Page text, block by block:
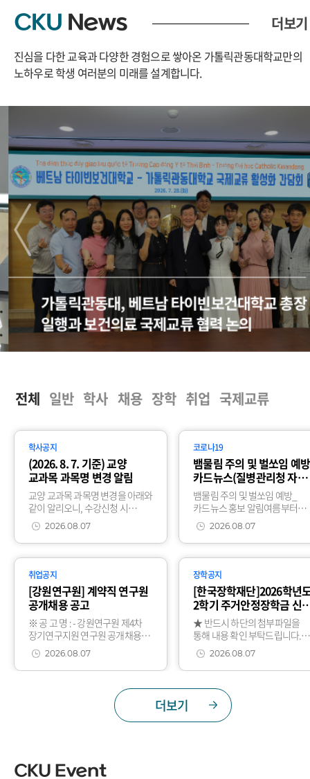
CKU News
진심을 다한 교육과 다양한 경험으로 쌓아온 가톨릭관동대학교만의
노하우로학생 여러분의 미래를 설계합니다.
더보기
가톨릭관동대, 베트남 타이빈보건대학교 총장
일행과 보건의료 국제교류 협력 논의
전체
학사공지
(2026. 8. 7. 기준) 교양
교과목 과목명 변경 알림
교양 교과목 과목명 변경을 아래와
같이 알리오니, 수강신청 시
참고하여 주시기 바랍니다.1.
변경사항(과목명 변경)
이수구분대표역량주제변경
전변경
후교과목코드교과목명교과목코
드교과목명
2026.08.07
코로나19
뱀물림 주의 및 벌쏘임 예
카드뉴스(질병관리청 자
홍보 알림
뱀물림 주의 및 벌쏘임 예방_
카드뉴스 홍보 알림여름부터
가을사이 뱀물림 주의 및 벌쏘임
예방_카드뉴스에
대한질병관리청 자료를 붙임과
같이 안내드리니 참고하시기
바랍니다.* 뱀물림
2026.08.07
취업공지
[강원연구원] 계약직 연구원
공개채용 공고
※ 공 고 명 : - 강원연구원 제4차
장기연구지원 연구원 공개채용
공고(제2026-078호) - 강원연구원
제7차 부설센터 연구원 공개채용
공고(제2026-079호) - 강
2026.08.07
장학공지
[한국장학재단]2026학년
2학기 주거안정장학금 신
안내(2차)
★ 반드시 하단의 첨부파일을
통해 내용 확인 부탁드립니다.
(매뉴얼 별첨)★ 2026학년도 신
편입생은 주거안정장학금 신청
제한됩니다.
2026.08.07
더보기
일반 학사 채용 장학 취업 국제교류
CKU Event